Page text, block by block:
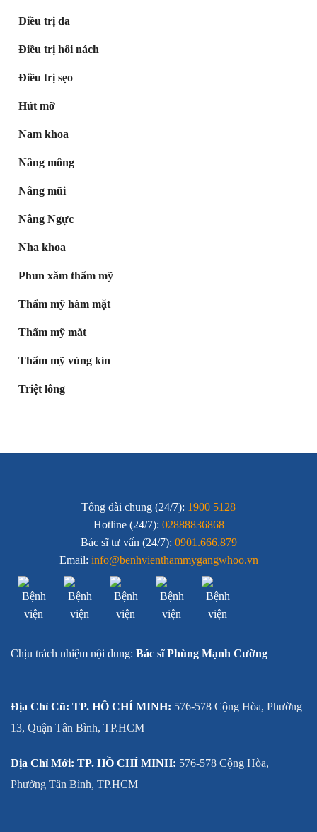
Điều trị da
Điều trị hôi nách
Điều trị sẹo
Hút mỡ
Nam khoa
Nâng mông
Nâng mũi
Nâng Ngực
Nha khoa
Phun xăm thẩm mỹ
Thẩm mỹ hàm mặt
Thẩm mỹ mắt
Thẩm mỹ vùng kín
Triệt lông
Tổng đài chung (24/7): 1900 5128
Hotline (24/7): 02888836868
Bác sĩ tư vấn (24/7): 0901.666.879
Email: info@benhvienthammygangwhoo.vn
Chịu trách nhiệm nội dung: Bác sĩ Phùng Mạnh Cường
Địa Chỉ Cũ: TP. HỒ CHÍ MINH: 576-578 Cộng Hòa, Phường
13, Quận Tân Bình, TP.HCM
Địa Chỉ Mới: TP. HỒ CHÍ MINH: 576-578 Cộng Hòa,
Phường Tân Bình, TP.HCM